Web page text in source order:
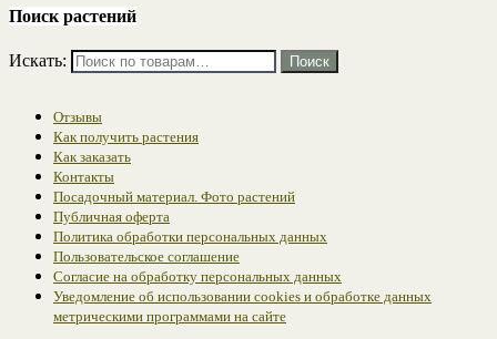
Поиск растений
Искать: Поиск
Отзывы
Как получить растения
Как заказать
Контакты
Посадочный материал. Фото растений
Публичная оферта
Политика обработки персональных данных
Пользовательское соглашение
Согласие на обработку персональных данных
Уведомление об использовании cookies и обработке данных
метрическими программами на сайте